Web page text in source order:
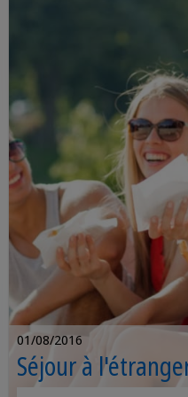
01/08/2016
Séjour à